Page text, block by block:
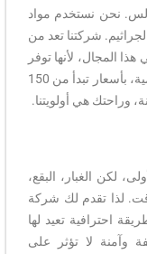
نحن نستخدم مواد
شركتنا تعد من
المجال، لأنها توفر
خطط تنظيف مرنة يومية أو أسبوعية أو موسمية، بأسعار تبدأ من 150
وراحتك هي أولويتنا.
لكن الغبار، البقع،
لذا تقدم لك شركة
احترافية تعيد لها
وآمنة لا تؤثر على